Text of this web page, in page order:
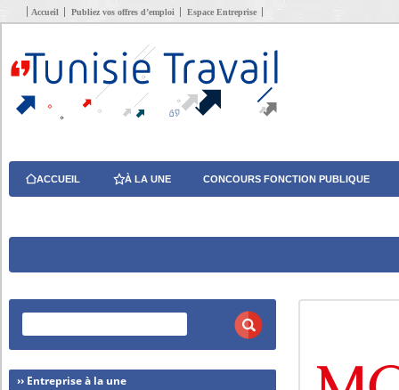
Accueil Publiez vos offres d’emploi Espace Entreprise
ACCUEIL À LA UNE CONCOURS FONCTION PUBLIQUE
›› Entreprise à la une